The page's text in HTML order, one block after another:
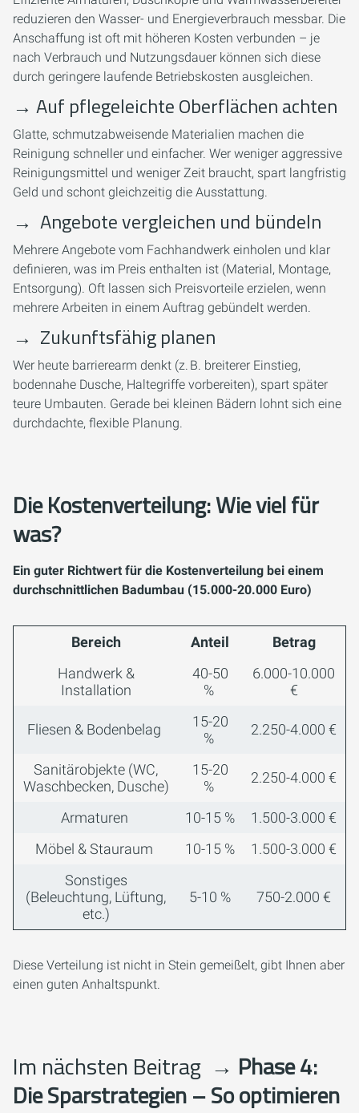
reduzieren den Wasser- und Energieverbrauch messbar. Die
Anschaffung ist oft mit höheren Kosten verbunden – je
nach Verbrauch und Nutzungsdauer können sich diese
durch geringere laufende Betriebskosten ausgleichen.
→ Auf pflegeleichte Oberflächen achten
Glatte, schmutzabweisende Materialien machen die
Reinigung schneller und einfacher. Wer weniger aggressive
Reinigungsmittel und weniger Zeit braucht, spart langfristig
Geld und schont gleichzeitig die Ausstattung.
→ Angebote vergleichen und bündeln
Mehrere Angebote vom Fachhandwerk einholen und klar
definieren, was im Preis enthalten ist (Material, Montage,
Entsorgung). Oft lassen sich Preisvorteile erzielen, wenn
mehrere Arbeiten in einem Auftrag gebündelt werden.
→ Zukunftsfähig planen
Wer heute barrierearm denkt (z. B. breiterer Einstieg,
bodennahe Dusche, Haltegriffe vorbereiten), spart später
teure Umbauten. Gerade bei kleinen Bädern lohnt sich eine
durchdachte, flexible Planung.
Die Kostenverteilung: Wie viel für
was?
Ein guter Richtwert für die Kostenverteilung bei einem
durchschnittlichen Badumbau (15.000-20.000 Euro)
Bereich Anteil
Betrag
Handwerk &
Installation
40-50
%
6.000-10.000
€
Fliesen & Bodenbelag
15-20
%
2.250-4.000 €
Sanitärobjekte (WC,
Waschbecken, Dusche)
15-20
%
2.250-4.000 €
Armaturen 10-15 %
1.500-3.000 €
Möbel & Stauraum
10-15 %
1.500-3.000 €
Sonstiges
(Beleuchtung, Lüftung,
etc.)
5-10 % 750-2.000 €
Diese Verteilung ist nicht in Stein gemeißelt, gibt Ihnen aber
einen guten Anhaltspunkt.
Im nächsten Beitrag → Phase 4:
Die Sparstrategien – So optimieren